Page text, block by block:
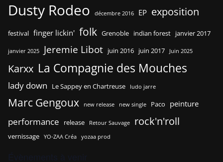
Dusty Rodeo décembre 2016 EP exposition
festival finger lickin' folk Grenoble indian forest janvier 2017
janvier 2025 Jeremie Libot juin 2016 juin 2017 Juin 2025
Karxx La Compagnie des Mouches
lady down Le Sappey en Chartreuse ludo jarre
Marc Gengoux new release new single Paco peinture
performance release Retour Sauvage rock'n'roll
vernissage YO-ZAA Créa yozaa prod